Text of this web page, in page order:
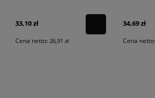
33,10 zł
Cena netto: 26,91 zł
34,69 zł
Cena netto: